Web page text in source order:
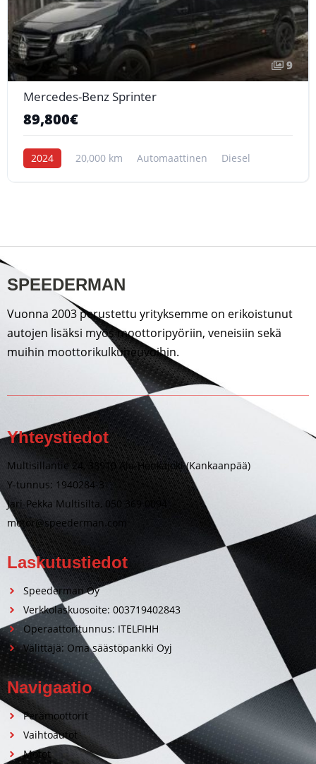
9
Mercedes-Benz Sprinter
89,800€
2024 20,000 km Automaattinen Diesel
SPEEDERMAN
Vuonna 2003 perustettu yrityksemme on erikoistunut
autojen lisäksi myös moottoripyöriin, veneisiin sekä
muihin moottorikulkuneuvoihin.
Yhteystiedot
Multisillantie 24, 38910 Ala-Honkajoki (Kankaanpää)
Y-tunnus: 1940284-3
Jari-Pekka Multisilta, 050 369 0094
motor@speederman.com
Laskutustiedot
Speederman Oy
Verkkolaskuosoite: 003719402843
Operaattoritunnus: ITELFIHH
Välittäjä: Oma säästöpankki Oyj
Navigaatio
Perämoottorit
Vaihtoautot
Motot